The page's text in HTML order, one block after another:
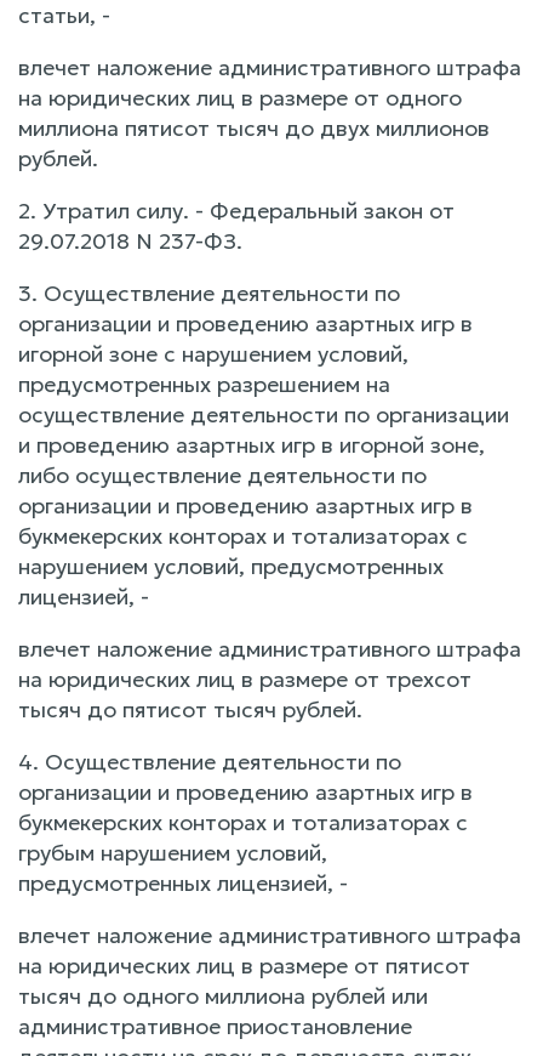
статьи, -
влечет наложение административного штрафа
на юридических лиц в размере от одного
миллиона пятисот тысяч до двух миллионов
рублей.
2. Утратил силу. - Федеральный закон от
29.07.2018 N 237-ФЗ.
3. Осуществление деятельности по
организации и проведению азартных игр в
игорной зоне с нарушением условий,
предусмотренных разрешением на
осуществление деятельности по организации
и проведению азартных игр в игорной зоне,
либо осуществление деятельности по
организации и проведению азартных игр в
букмекерских конторах и тотализаторах с
нарушением условий, предусмотренных
лицензией, -
влечет наложение административного штрафа
на юридических лиц в размере от трехсот
тысяч до пятисот тысяч рублей.
4. Осуществление деятельности по
организации и проведению азартных игр в
букмекерских конторах и тотализаторах с
грубым нарушением условий,
предусмотренных лицензией, -
влечет наложение административного штрафа
на юридических лиц в размере от пятисот
тысяч до одного миллиона рублей или
административное приостановление